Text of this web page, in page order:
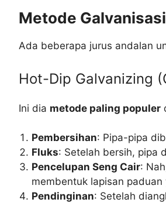
Metode
Ada beberapa jurus andalan
Hot-Dip Galvanizing
Ini dia metode paling populer
Pembersihan: Pipa-pipa
Fluks: Setelah bersih, pipa
Pencelupan Seng Cair:
membentuk lapisan
Pendinginan: Setelah